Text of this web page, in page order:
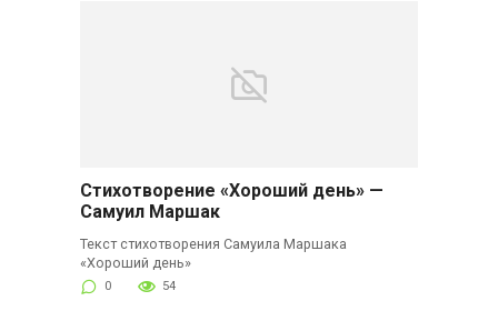
Стихотворение «Хороший день» —
Самуил Маршак
Текст стихотворения Самуила Маршака
«Хороший день»
0 54